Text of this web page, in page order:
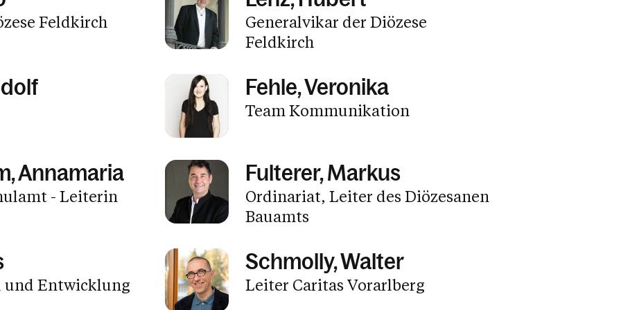
Fragen dieser Zeit
Missbrauch /
Dialog
Suche
Meine Kirche weltweit
Feldkirch
Generalvikar der Diözese
Feldkirch
Fehle, Veronika
Team Kommunikation
Annamaria
- Leiterin
Fulterer, Markus
Ordinariat, Leiter des Diözesanen
Bauamts
und Entwicklung
Schmolly, Walter
Leiter Caritas Vorarlberg